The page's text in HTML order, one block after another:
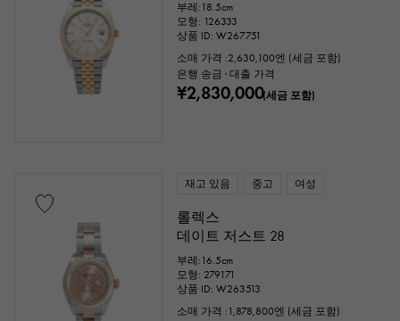
부레:18.5cm
모형: 126333
상품 ID: W267751
소매 가격 :2,630,100엔 (세금 포함)
은행 송금 · 대출 가격
¥2,830,000(세금 포함)
재고 있음 중고 여성
롤렉스
데이트 저스트 28
부레:16.5cm
모형: 279171
상품 ID: W263513
소매 가격 : 1,878,800엔 (세금 포함)